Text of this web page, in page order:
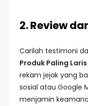
2. Review
Carilah testimoni
Produk Paling
rekam jejak yang
sosial atau Google
menjamin